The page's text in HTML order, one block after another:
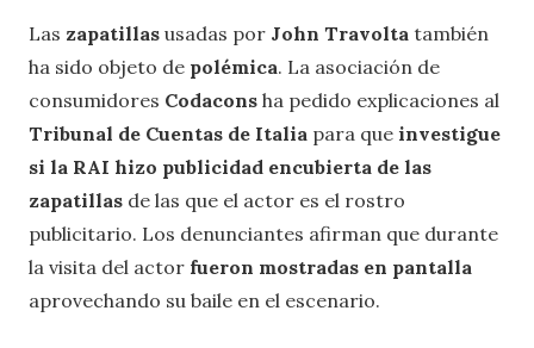
Las zapatillas usadas por John Travolta también
ha sido objeto de polémica. La asociación de
consumidores Codacons ha pedido explicaciones al
Tribunal de Cuentas de Italia para que investigue
si la RAI hizo publicidad encubierta de las
zapatillas de las que el actor es el rostro
publicitario. Los denunciantes afirman que durante
la visita del actor fueron mostradas en pantalla
aprovechando su baile en el escenario.